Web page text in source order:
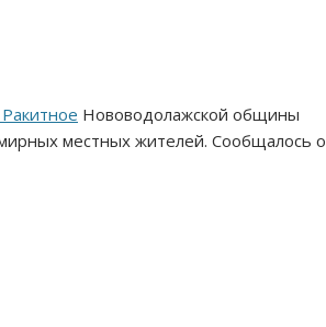
Нововодолажской общины
местных жителей. Сообщалось о